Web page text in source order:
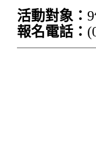
活動對象：
報名電話：